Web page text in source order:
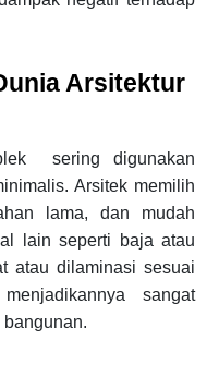
Arsitektur
sering digunakan
Arsitek memilih
lama, dan mudah
lain seperti baja atau
atau dilaminasi sesuai
sangat